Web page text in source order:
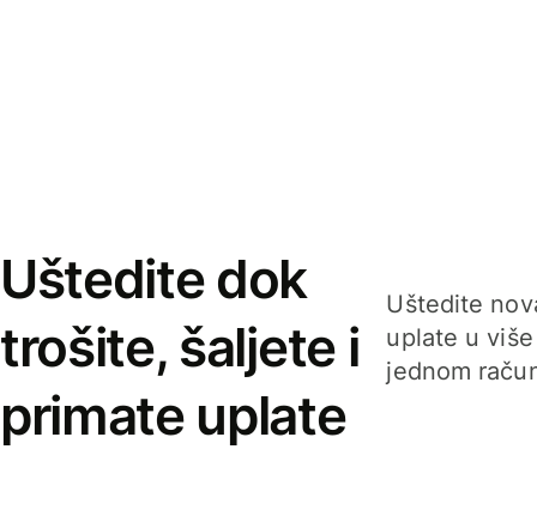
Uštedite dok
trošite, šaljete i
primate uplate
Uštedite
uplate u
jednom